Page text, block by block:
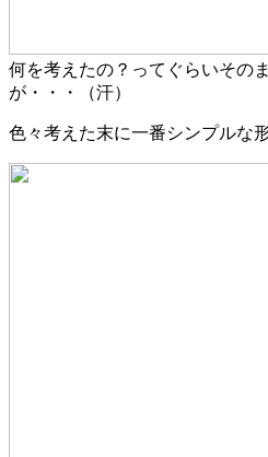
何を考えたの？ってぐらいその
が・・・（汗）
色々考えた末に一番シンプルな